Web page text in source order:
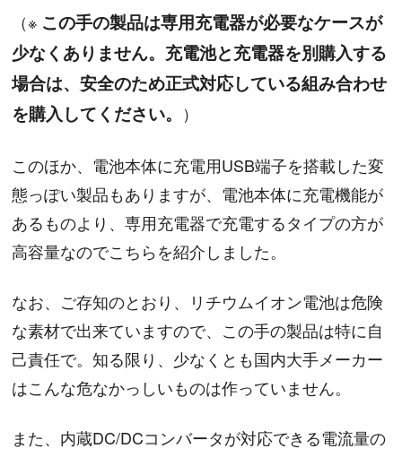
（※ この手の製品は専用充電器が必要なケースが
少なくありません。充電池と充電器を別購入する
場合は、安全のため正式対応している組み合わせ
を購入してください。 ）
このほか、電池本体に充電用USB端子を搭載した変
態っぽい製品もありますが、電池本体に充電機能が
あるものより、専用充電器で充電するタイプの方が
高容量なのでこちらを紹介しました。
なお、ご存知のとおり、リチウムイオン電池は危険
な素材で出来ていますので、この手の製品は特に自
己責任で。知る限り、少なくとも国内大手メーカー
はこんな危なかっしいものは作っていません。
また、内蔵DC/DCコンバータが対応できる電流量の